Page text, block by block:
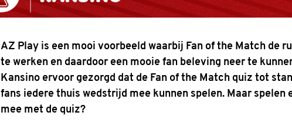
AZ Play is een mooi voorbeeld waarbij Fan of the Match de
te werken en daardoor een mooie fan beleving neer te
Kansino ervoor gezorgd dat de Fan of the Match quiz tot
fans iedere thuis wedstrijd mee kunnen spelen. Maar
mee met de quiz?